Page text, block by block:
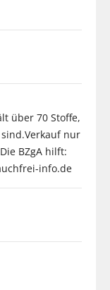
über 70 Stoffe,
nur
BZgA hilft:
info.de